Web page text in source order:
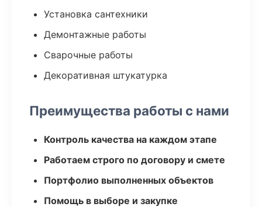
Установка сантехники
Демонтажные работы
Сварочные работы
Декоративная штукатурка
Преимущества работы с нами
Контроль качества на каждом этапе
Работаем строго по договору и смете
Портфолио выполненных объектов
Помощь в выборе и закупке